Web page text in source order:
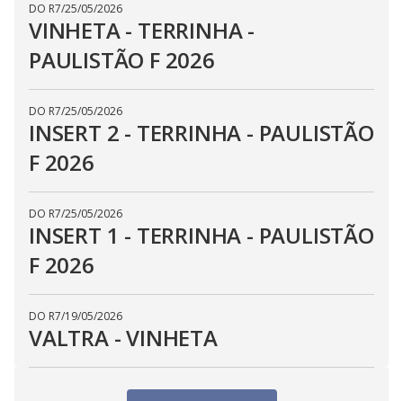
DO R7/25/05/2026
VINHETA - TERRINHA -
PAULISTÃO F 2026
DO R7/25/05/2026
INSERT 2 - TERRINHA - PAULISTÃO
F 2026
DO R7/25/05/2026
INSERT 1 - TERRINHA - PAULISTÃO
F 2026
DO R7/19/05/2026
VALTRA - VINHETA